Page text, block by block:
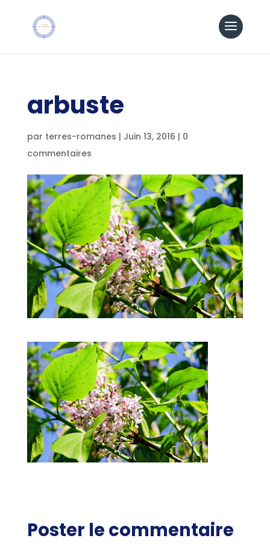
arbuste
par terres-romanes | Juin 13, 2016 | 0
commentaires
Poster le commentaire